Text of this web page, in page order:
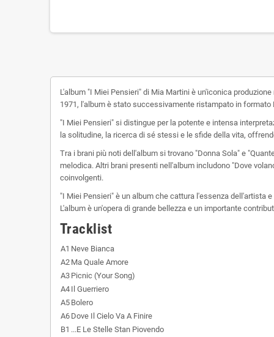
L'album "I Miei Pensieri" di Mia Martini è un'iconica
1971, l'album è stato successivamente ristampato in
"I Miei Pensieri" si distingue per la potente e intensa
la solitudine, la ricerca di sé stessi e le sfide della vita,
Tra i brani più noti dell'album si trovano "Donna Sola" e
melodica. Altri brani presenti nell'album includono "Dove
coinvolgenti.
"I Miei Pensieri" è un album che cattura l'essenza dell'artista
L'album è un'opera di grande bellezza e un importante
Tracklist
A1 Neve Bianca
A2 Ma Quale Amore
A3 Picnic (Your Song)
A4 Il Guerriero
A5 Bolero
A6 Dove Il Cielo Va A Finire
B1 ...E Le Stelle Stan Piovendo